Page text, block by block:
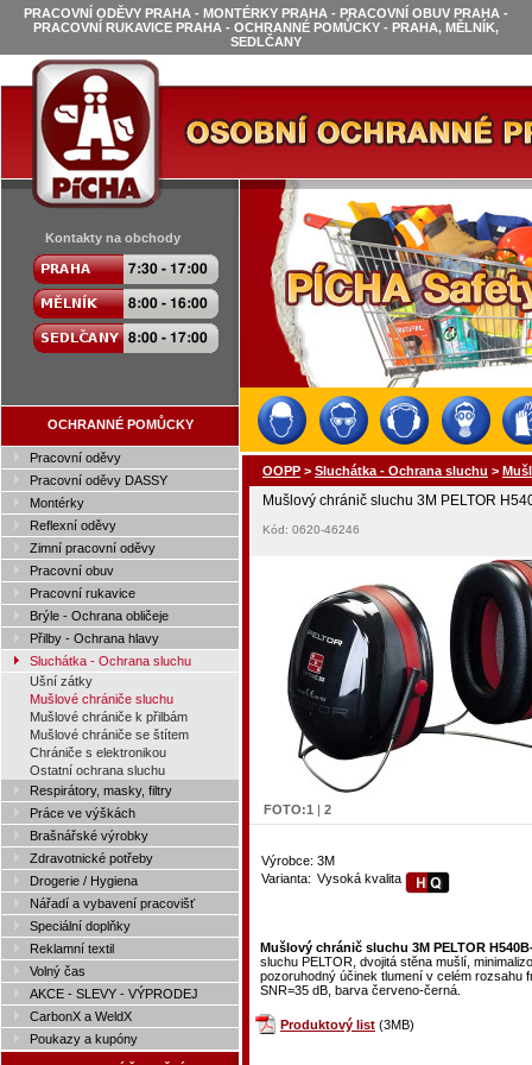
PRACOVNÍ ODĚVY PRAHA - MONTÉRKY PRAHA - PRACOVNÍ OBUV PRAHA -
PRACOVNÍ RUKAVICE PRAHA - OCHRANNÉ POMŮCKY - PRAHA, MĚLNÍK,
SEDLČANY
Kontakty na obchody
OCHRANNÉ POMŮCKY
Pracovní oděvy
Pracovní oděvy DASSY
Montérky
Reflexní oděvy
Zimní pracovní oděvy
Pracovní obuv
Pracovní rukavice
Brýle - Ochrana obličeje
Přilby - Ochrana hlavy
Sluchátka - Ochrana sluchu
Ušní zátky
Mušlové chrániče sluchu
Mušlové chrániče k přilbám
Mušlové chrániče se štítem
Chrániče s elektronikou
Ostatní ochrana sluchu
Respirátory, masky, filtry
Práce ve výškách
Brašnářské výrobky
Zdravotnické potřeby
Drogerie / Hygiena
Nářadí a vybavení pracovišť
Speciální doplňky
Reklamní textil
Volný čas
AKCE - SLEVY - VÝPRODEJ
CarbonX a WeldX
Poukazy a kupóny
OOPP > Sluchátka - Ochrana sluchu >
Mušlový chránič sluchu 3M PELTOR
Kód: 0620-46246
FOTO:1 | 2
Výrobce: 3M
Varianta: Vysoká kvalita
Mušlový chránič sluchu 3M PELTOR
sluchu PELTOR, dvojitá stěna mušlí,
pozoruhodný účinek tlumení v celém rozsahu
SNR=35 dB, barva červeno-černá.
Produktový list (3MB)